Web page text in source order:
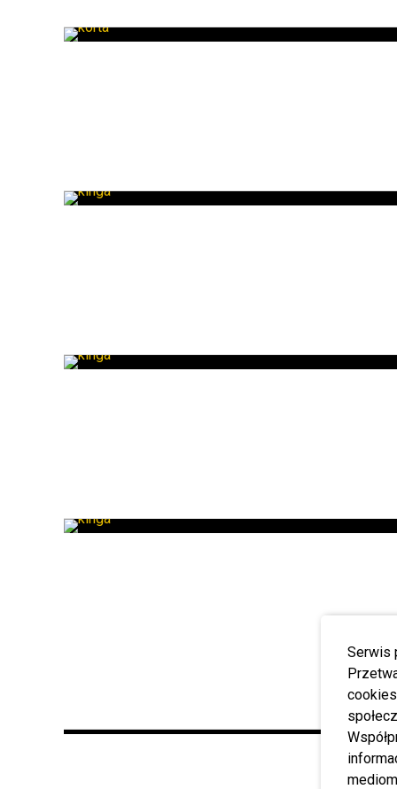
Serwis